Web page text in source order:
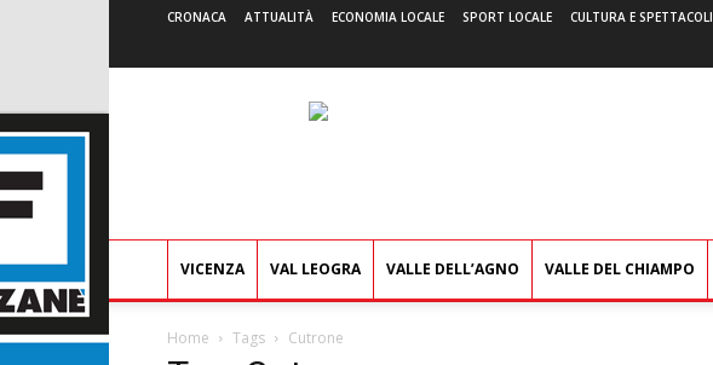
CRONACA ATTUALITÀ ECONOMIA LOCALE SPORT LOCALE CULTURA E SPETTACOLI
VICENZA VAL LEOGRA VALLE DELL’AGNO VALLE DEL CHIAMPO
Home Tags Cutrone